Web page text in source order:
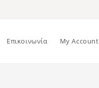
Επικοινωνία My Account